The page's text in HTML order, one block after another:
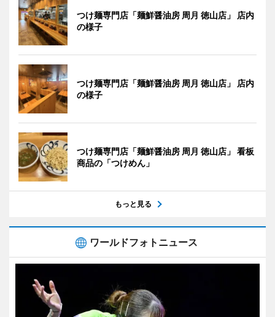
つけ麺専門店「麺鮮醤油房 周月 徳山店」 店内
の様子
つけ麺専門店「麺鮮醤油房 周月 徳山店」 店内
の様子
つけ麺専門店「麺鮮醤油房 周月 徳山店」 看板
商品の「つけめん」
もっと見る
ワールドフォトニュース